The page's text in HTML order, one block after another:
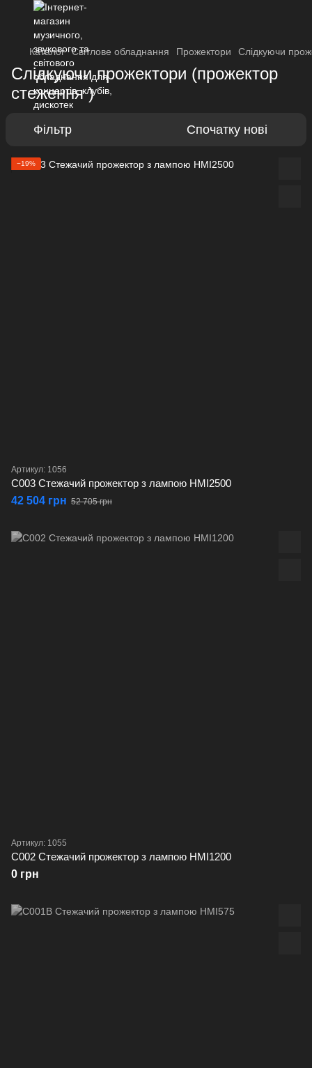
Каталог Світлове обладнання Прожектори Слідкуючи
Слідкуючи прожектори (прожектор
стеження )
Фільтр Спочатку нові
−19%
Артикул: 1056
C003 Стежачий прожектор з лампою HMI2500
42 504 грн 52 705 грн
Артикул: 1055
C002 Стежачий прожектор з лампою HMI1200
0 грн